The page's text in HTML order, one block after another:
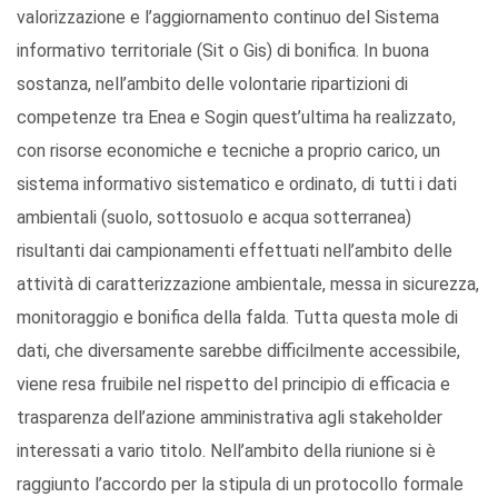
valorizzazione e l’aggiornamento continuo del Sistema
informativo territoriale (Sit o Gis) di bonifica. In buona
sostanza, nell’ambito delle volontarie ripartizioni di
competenze tra Enea e Sogin quest’ultima ha realizzato,
con risorse economiche e tecniche a proprio carico, un
sistema informativo sistematico e ordinato, di tutti i dati
ambientali (suolo, sottosuolo e acqua sotterranea)
risultanti dai campionamenti effettuati nell’ambito delle
attività di caratterizzazione ambientale, messa in sicurezza,
monitoraggio e bonifica della falda. Tutta questa mole di
dati, che diversamente sarebbe difficilmente accessibile,
viene resa fruibile nel rispetto del principio di efficacia e
trasparenza dell’azione amministrativa agli stakeholder
interessati a vario titolo. Nell’ambito della riunione si è
raggiunto l’accordo per la stipula di un protocollo formale